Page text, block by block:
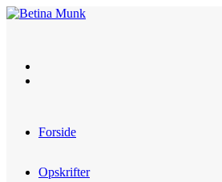
Skip
Forside
Opskrifter